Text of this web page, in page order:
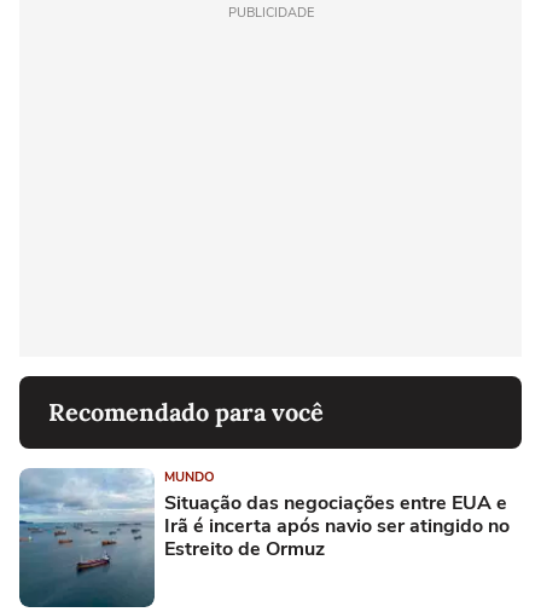
PUBLICIDADE
Recomendado para você
MUNDO
Situação das negociações entre EUA e
Irã é incerta após navio ser atingido no
Estreito de Ormuz